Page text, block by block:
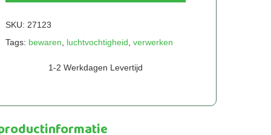
SKU: 27123
Tags: bewaren luchtvochtigheid verwerken
1-2 Werkdagen Levertijd